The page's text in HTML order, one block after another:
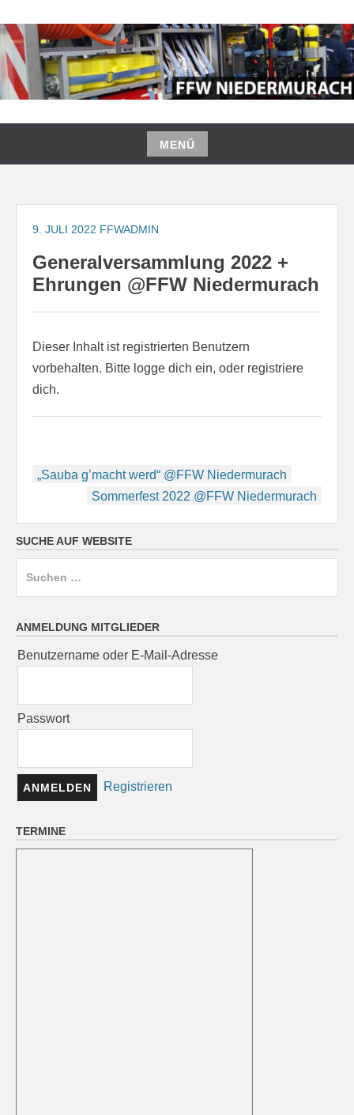
Inhalt
springen
FREIWILLIGE FEUERWEHR
NIEDERMURACH
MENÜ
Zum
springen
9. JULI 2022 FFWADMIN
Generalversammlung 2022 +
Ehrungen @FFW Niedermurach
Dieser Inhalt ist registrierten Benutzern
vorbehalten. Bitte logge dich ein, oder registriere
dich.
Beitragsnavigation
„Sauba g’macht werd“ @FFW Niedermurach
Sommerfest 2022 @FFW Niedermurach
SUCHE AUF WEBSITE
ANMELDUNG MITGLIEDER
Benutzername oder E-Mail-Adresse
Passwort
Registrieren
TERMINE